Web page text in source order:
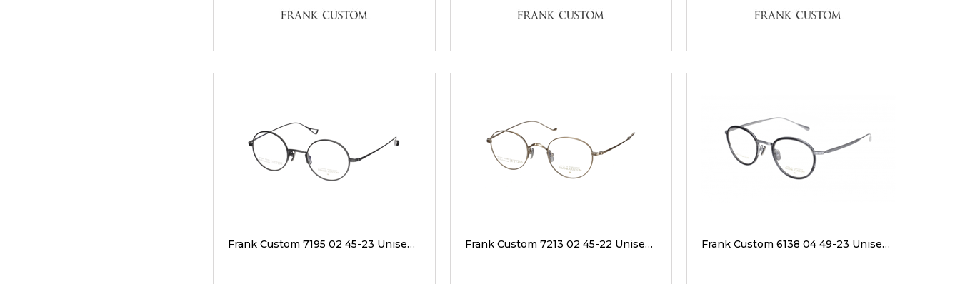
Frank Custom 7195 02 45-23 Unisex Optik Gözlükler Frank Custom 7213 02 45-22 Unisex Optik Gözlükler Frank Custom 6138 04 49-23 Unisex Optik Gözlükler